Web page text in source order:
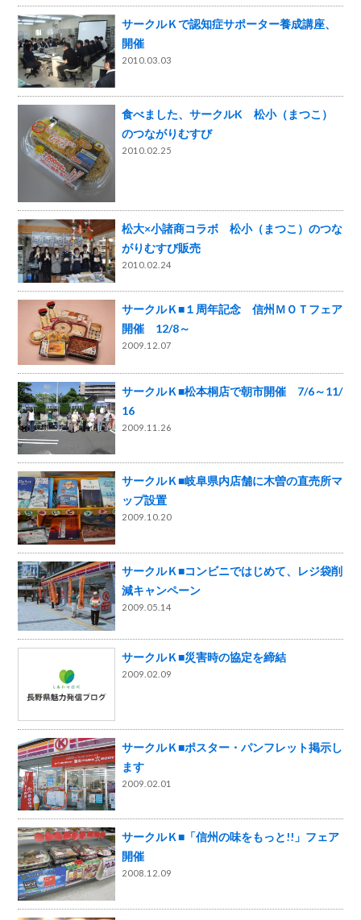
サークルＫで認知症サポーター養成講座、
開催
2010.03.03
食べました、サークルK 松小（まつこ）
のつながりむすび
2010.02.25
松大×小諸商コラボ 松小（まつこ）のつな
がりむすび販売
2010.02.24
サークルＫ■１周年記念 信州ＭＯＴフェア
開催 12/8～
2009.12.07
サークルＫ■松本桐店で朝市開催 7/6～11/
16
2009.11.26
サークルＫ■岐阜県内店舗に木曽の直売所マ
ップ設置
2009.10.20
サークルＫ■コンビニではじめて、レジ袋削
減キャンペーン
2009.05.14
サークルＫ■災害時の協定を締結
2009.02.09
サークルＫ■ポスター・パンフレット掲示し
ます
2009.02.01
サークルＫ■「信州の味をもっと!!」フェア
開催
2008.12.09